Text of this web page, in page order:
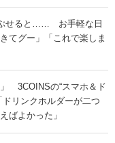
せると…… お手軽な日
てグー」「これで楽しま
」 3COINSの“スマホ＆ド
リンクホルダーが二つ
ばよかった」